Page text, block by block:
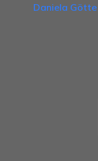
Daniela Götte